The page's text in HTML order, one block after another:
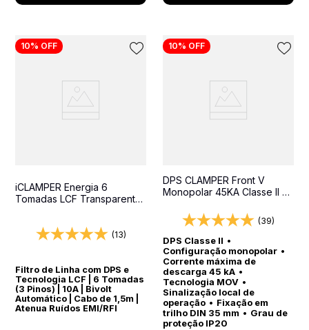
10% OFF
iCLAMPER Energia 6
Tomadas LCF Transparente
(13)
Filtro de Linha com DPS e
Tecnologia LCF | 6 Tomadas
(3 Pinos) | 10A | Bivolt
Automático | Cabo de 1,5m |
Atenua Ruídos EMI/RFI
10% OFF
DPS CLAMPER Front V
Monopolar 45KA Classe II -
quadros elétricos
(39)
DPS Classe II •
Configuração monopolar•
Corrente máxima de
descarga 45 kA•
Tecnologia MOV•
Sinalização local de
operação• Fixação em
trilho DIN 35 mm • Grau de
proteção IP20